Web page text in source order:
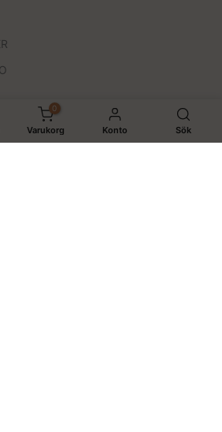
0
Varukorg Konto Sök